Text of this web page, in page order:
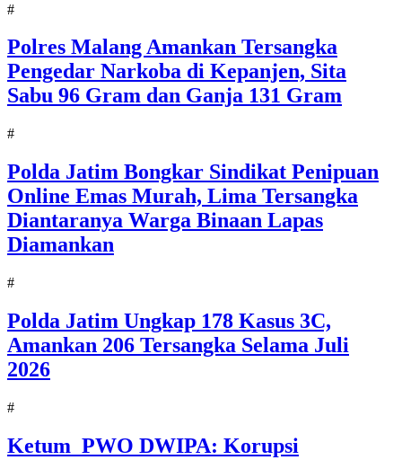
#
Polres Malang Amankan Tersangka
Pengedar Narkoba di Kepanjen, Sita
Sabu 96 Gram dan Ganja 131 Gram
#
Polda Jatim Bongkar Sindikat Penipuan
Online Emas Murah, Lima Tersangka
Diantaranya Warga Binaan Lapas
Diamankan
#
Polda Jatim Ungkap 178 Kasus 3C,
Amankan 206 Tersangka Selama Juli
2026
#
Ketum PWO DWIPA: Korupsi